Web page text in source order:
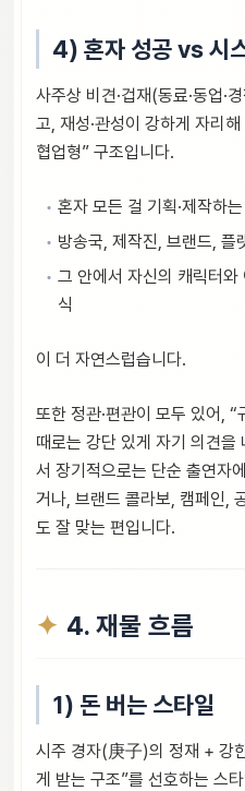
4) 혼자 성공 vs 시
사주상 비견·겁재(동료·동업·
고, 재성·관성이 강하게 자리
협업형” 구조입니다.
혼자 모든 걸 기획·제작하
방송국, 제작진, 브랜드, 플
그 안에서 자신의 캐릭터
식
이 더 자연스럽습니다.
또한 정관·편관이 모두 있어,
때로는 강단 있게 자기 의견을
서 장기적으로는 단순 출연자
거나, 브랜드 콜라보, 캠페인,
도 잘 맞는 편입니다.
4. 재물 흐름
1) 돈 버는 스타일
시주 경자(庚子)의 정재 + 강
게 받는 구조”를 선호하는 스